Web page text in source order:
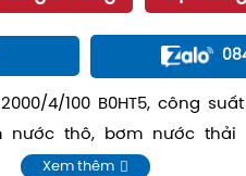
4/100 B0HT5, công
nước thô, bơm nước thải
Xem thêm